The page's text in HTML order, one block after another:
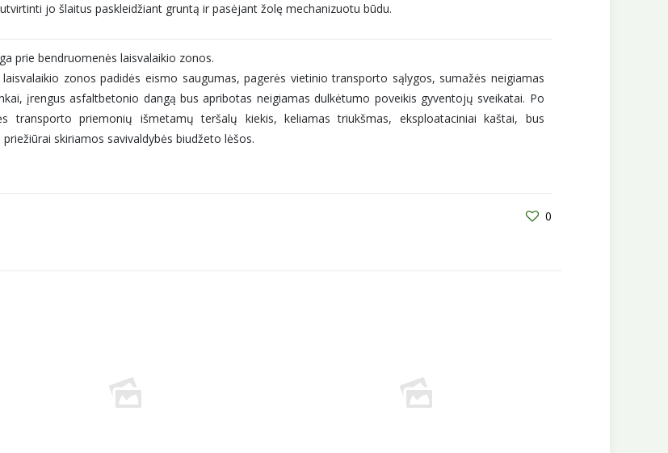
jo šlaitus paskleidžiant gruntą ir pasėjant žolę mechanizuotu būdu.
prie bendruomenės laisvalaikio zonos.
zonos padidės eismo saugumas, pagerės vietinio transporto sąlygos, sumažės neigiamas
įrengus asfaltbetonio dangą bus apribotas neigiamas dulkėtumo poveikis gyventojų sveikatai. Po
transporto priemonių išmetamų teršalų kiekis, keliamas triukšmas, eksploataciniai kaštai, bus
skiriamos savivaldybės biudžeto lėšos.
0